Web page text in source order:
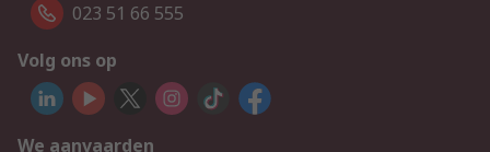
023 51 66 555
Volg ons op
We aanvaarden